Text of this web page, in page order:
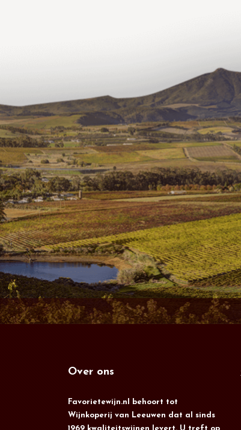
Over ons
Favorietewijn.nl behoort tot
Wijnkoperij van Leeuwen dat al sinds